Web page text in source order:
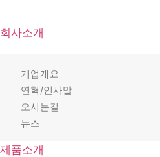
회사소개
기업개요
연혁/인사말
오시는길
뉴스
제품소개